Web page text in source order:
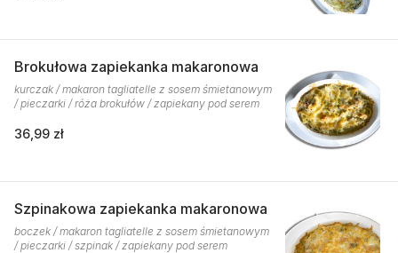
Brokułowa zapiekanka makaronowa
kurczak / makaron tagliatelle z sosem śmietanowym
/ pieczarki / róża brokułów / zapiekany pod serem
36,99 zł
Szpinakowa zapiekanka makaronowa
boczek / makaron tagliatelle z sosem śmietanowym
/ pieczarki / szpinak / zapiekany pod serem